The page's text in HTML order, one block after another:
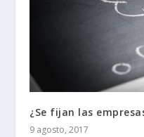
¿Se fijan las
9 agosto, 2017